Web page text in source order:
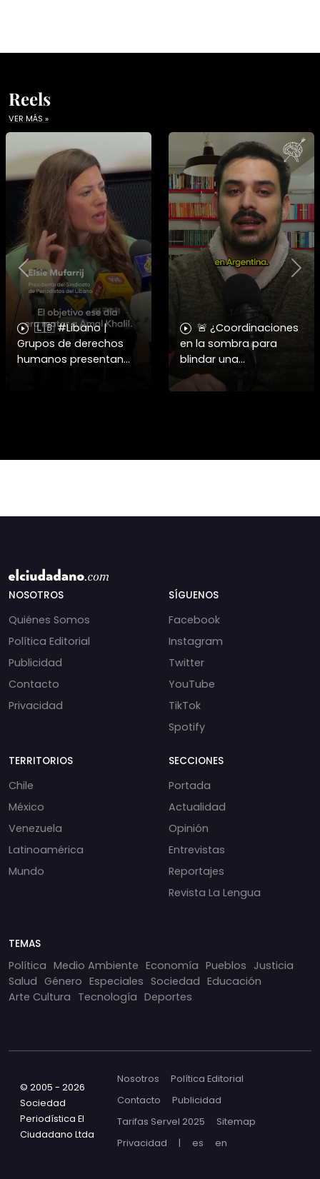
Reels
VER MÁS »
🇱🇧 #Libano |
Grupos de derechos
humanos presentan
🚨 ¿Coordinaciones
en la sombra para
blindar una
candidatura
presidencial? Nuevos
Previous
NOSOTROS
Quiénes Somos
Política Editorial
Publicidad
Contacto
Privacidad
SÍGUENOS
Facebook
Instagram
Twitter
YouTube
TikTok
Spotify
TERRITORIOS
Chile
México
Venezuela
Latinoamérica
Mundo
SECCIONES
Portada
Actualidad
Opinión
Entrevistas
Reportajes
Revista La Lengua
TEMAS
Política Medio Ambiente Economía Pueblos Justicia
Salud Género Especiales Sociedad Educación
Arte Cultura Tecnología Deportes
© 2005 - 2026
Sociedad
Periodística El
Ciudadano Ltda
Nosotros
Política Editorial
Contacto
Publicidad
Tarifas Servel 2025
Sitemap
Privacidad
| es en